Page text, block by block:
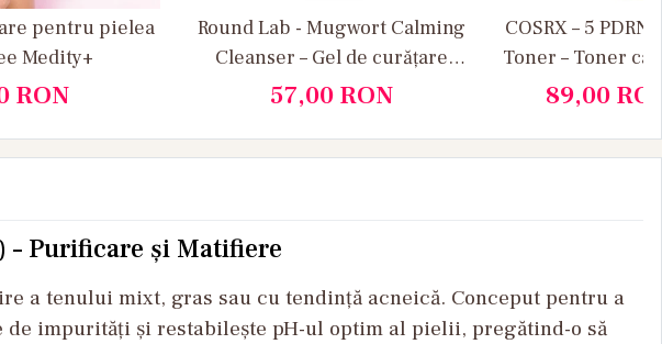
pentru pielea
Medity+
RON
Round Lab - Mugwort Calming
Cleanser – Gel de curățare
hidratant și calmant pentru față
57,00 RON
COSRX – 5
Toner – Toner
89,00
– Purificare și Matifiere
a tenului mixt, gras sau cu tendință acneică. Conceput pentru a
impurități și restabilește pH-ul optim al pielii, pregătind-o să